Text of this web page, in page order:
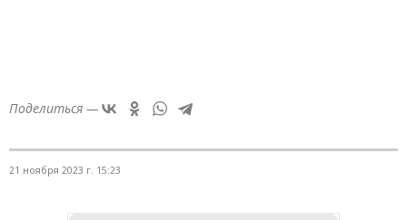
Поделиться —
21 ноября 2023 г. 15:23